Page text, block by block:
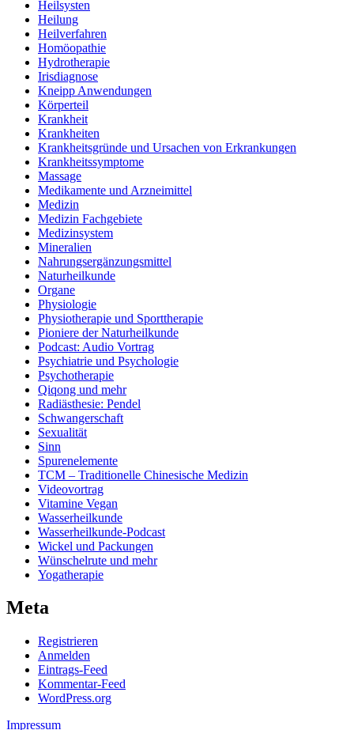
Heilsysten
Heilung
Heilverfahren
Homöopathie
Hydrotherapie
Irisdiagnose
Kneipp Anwendungen
Körperteil
Krankheit
Krankheiten
Krankheitsgründe und Ursachen von Erkrankungen
Krankheitssymptome
Massage
Medikamente und Arzneimittel
Medizin
Medizin Fachgebiete
Medizinsystem
Mineralien
Nahrungsergänzungsmittel
Naturheilkunde
Organe
Physiologie
Physiotherapie und Sporttherapie
Pioniere der Naturheilkunde
Podcast: Audio Vortrag
Psychiatrie und Psychologie
Psychotherapie
Qiqong und mehr
Radiästhesie: Pendel
Schwangerschaft
Sexualität
Sinn
Spurenelemente
TCM – Traditionelle Chinesische Medizin
Videovortrag
Vitamine Vegan
Wasserheilkunde
Wasserheilkunde-Podcast
Wickel und Packungen
Wünschelrute und mehr
Yogatherapie
Meta
Registrieren
Anmelden
Eintrags-Feed
Kommentar-Feed
WordPress.org
Impressum